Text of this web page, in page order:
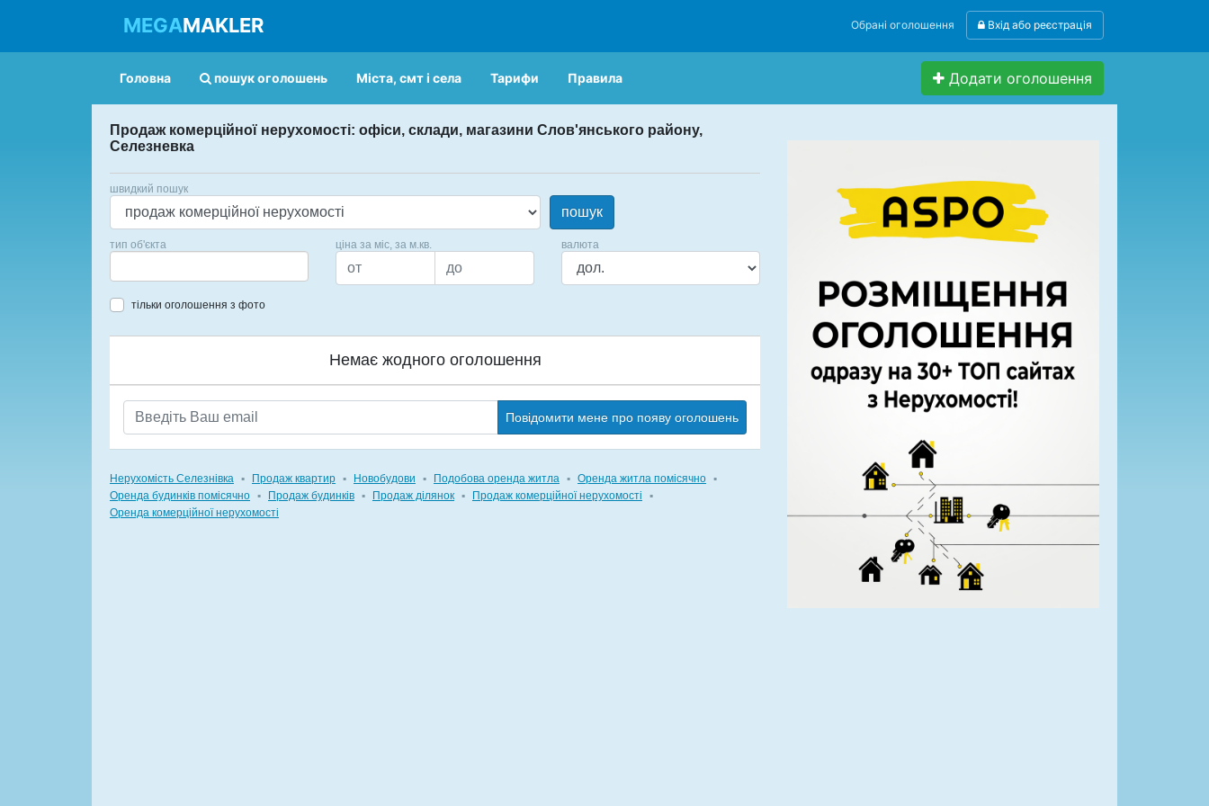
MEGAMAKLER Обрані оголошення Вхід або реєстрація
Головна пошук оголошень Міста, смт і села Тарифи Правила Додати оголошення
Продаж комерційної нерухомості: офіси, склади, магазини Слов'янського району,
Селезневка
швидкий пошук
пошук
тип об'єкта ціна за міс, за м.кв. валюта
тільки оголошення з фото
Немає жодного оголошення
Повідомити мене про появу оголошень
Нерухомість Селезнівка ▪ Продаж квартир ▪ Новобудови ▪ Подобова оренда житла ▪ Оренда житла помісячно ▪
Оренда будинків помісячно ▪ Продаж будинків ▪ Продаж ділянок ▪ Продаж комерційної нерухомості
▪
Оренда комерційної нерухомості